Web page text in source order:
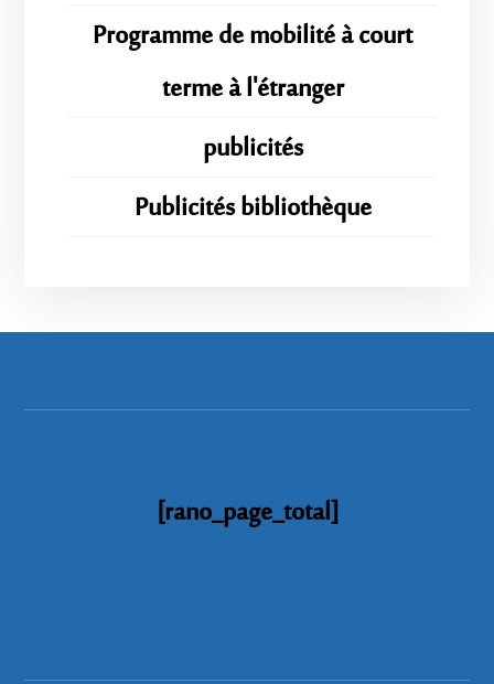
Programme de mobilité à court
terme à l'étranger
publicités
Publicités bibliothèque
[rano_page_total]